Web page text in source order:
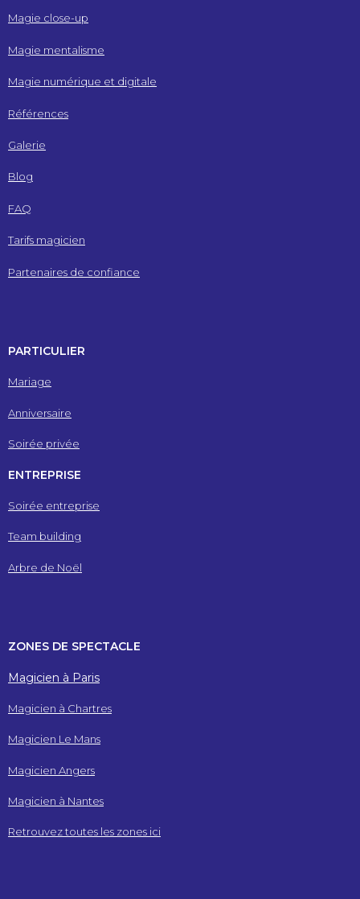
Magie close-up
Magie mentalisme
Magie numérique et digitale
Références
Galerie
Blog
FAQ
Tarifs magicien
Partenaires de confiance
PARTICULIER
Mariage
Anniversaire
Soirée privée
ENTREPRISE
Soirée entreprise
Team building
Arbre de Noël
ZONES DE SPECTACLE
Magicien à Paris
Magicien à Chartres
Magicien Le Mans
Magicien Angers
Magicien à Nantes
Retrouvez toutes les zones ici